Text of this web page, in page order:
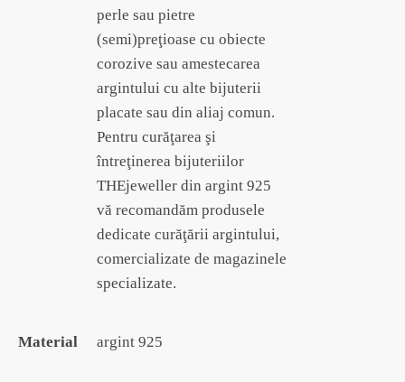
perle sau pietre
(semi)preţioase cu obiecte
corozive sau amestecarea
argintului cu alte bijuterii
placate sau din aliaj comun.
Pentru curăţarea şi
întreţinerea bijuteriilor
THEjeweller din argint 925
vă recomandăm produsele
dedicate curăţării argintului,
comercializate de magazinele
specializate.
Material argint 925